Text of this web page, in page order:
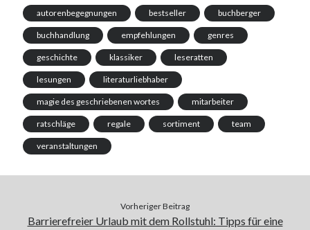
autorenbegegnungen bestseller buchberger
buchhandlung empfehlungen genres
geschichte klassiker leseratten
lesungen literaturliebhaber
magie des geschriebenen wortes mitarbeiter
ratschläge regale sortiment team
veranstaltungen
Vorheriger Beitrag
Barrierefreier Urlaub mit dem Rollstuhl: Tipps für eine